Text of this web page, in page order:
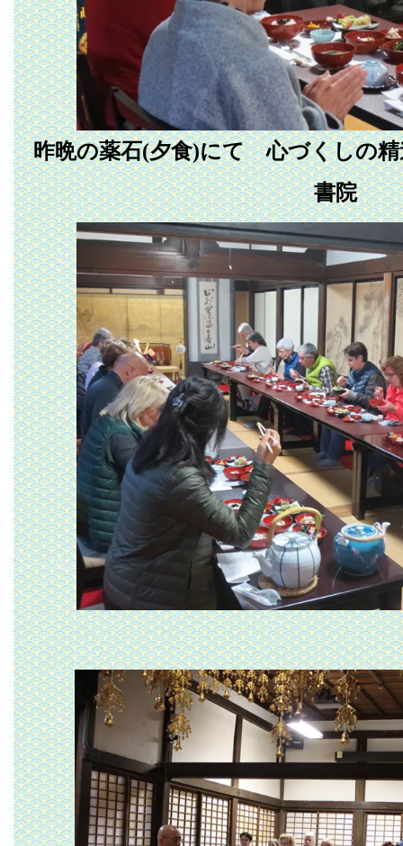
昨晩の薬石(夕食)にて 心づくし
書院